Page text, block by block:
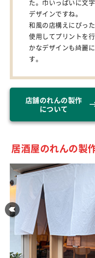
た。巾いっぱいに文
デザインですね。
和風の店構えにぴっ
使用してプリントを
かなデザインも綺麗
す。
店舗のれんの製作
について
居酒屋のれんの製